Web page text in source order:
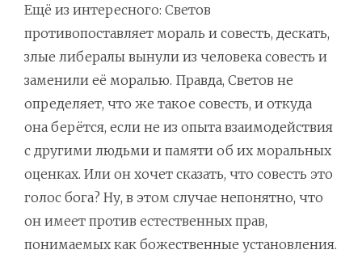
Ещё из интересного: Светов
противопоставляет мораль и совесть, дескать,
злые либералы вынули из человека совесть и
заменили её моралью. Правда, Светов не
определяет, что же такое совесть, и откуда
она берётся, если не из опыта взаимодействия
с другими людьми и памяти об их моральных
оценках. Или он хочет сказать, что совесть это
голос бога? Ну, в этом случае непонятно, что
он имеет против естественных прав,
понимаемых как божественные установления.